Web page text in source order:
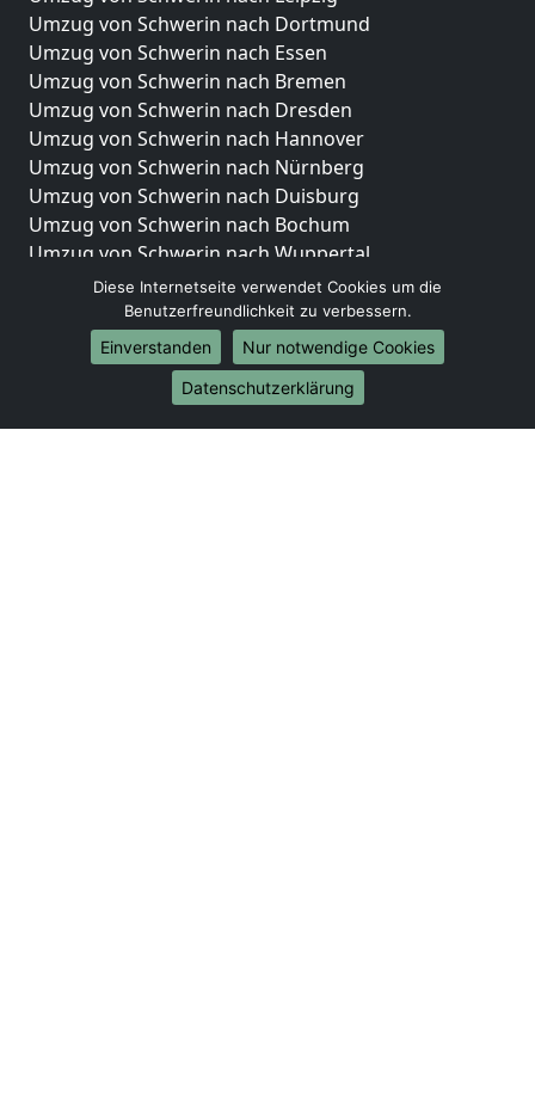
Umzug von Schwerin nach Dortmund
Umzug von Schwerin nach Essen
Umzug von Schwerin nach Bremen
Umzug von Schwerin nach Dresden
Umzug von Schwerin nach Hannover
Umzug von Schwerin nach Nürnberg
Umzug von Schwerin nach Duisburg
Umzug von Schwerin nach Bochum
Umzug von Schwerin nach Wuppertal
Umzug von Schwerin nach Bielefeld
Umzug von Schwerin nach Bonn
Umzug von Schwerin nach Münster
Internationale-Umzüge
Umzug von Schwerin nach Brasilien
Diese Internetseite verwendet Cookies um die
Benutzerfreundlichkeit zu verbessern.
Einverstanden
Nur notwendige Cookies
Datenschutzerklärung